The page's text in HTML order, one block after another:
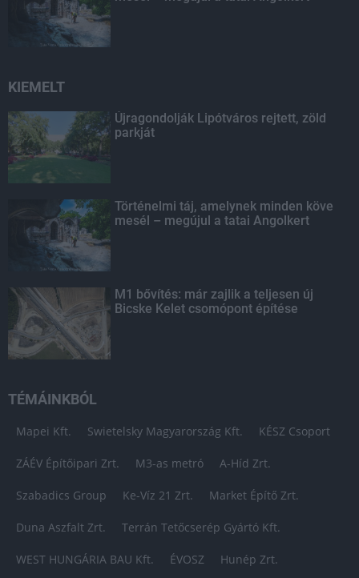
KIEMELT
Újragondolják Lipótváros rejtett, zöld
parkját
Történelmi táj, amelynek minden köve
mesél – megújul a tatai Angolkert
M1 bővítés: már zajlik a teljesen új
Bicske Kelet csomópont építése
TÉMÁINKBÓL
Mapei Kft. Swietelsky Magyarország Kft. KÉSZ Csoport
ZÁÉV Építőipari Zrt. M3-as metró A-Híd Zrt.
Szabadics Group Ke-Víz 21 Zrt. Market Építő Zrt.
Duna Aszfalt Zrt. Terrán Tetőcserép Gyártó Kft.
WEST HUNGÁRIA BAU Kft. ÉVOSZ Hunép Zrt.